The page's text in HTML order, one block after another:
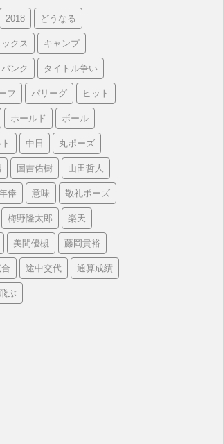
2018 どうなる
クス キャンプ
ンク タイトル争い
フ パリーグ ヒット
ホールド ボール
中日 丸ポーズ
国吉佑樹 山田哲人
俸 意味 敬礼ポーズ
梅野隆太郎 楽天
美間優槻 藤岡貴裕
途中交代 通算成績
ぶ